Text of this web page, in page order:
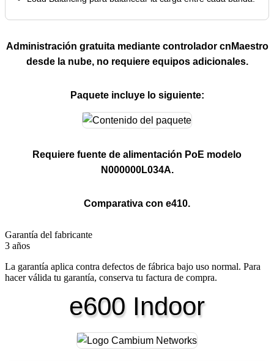
Administración gratuita mediante controlador cnMaestro
desde la nube, no requiere equipos adicionales.
Paquete incluye lo siguiente:
Requiere fuente de alimentación PoE modelo
N000000L034A.
Comparativa con e410.
Garantía del fabricante
3 años
La garantía aplica contra defectos de fábrica bajo uso normal. Para
hacer válida tu garantía, conserva tu factura de compra.
e600 Indoor